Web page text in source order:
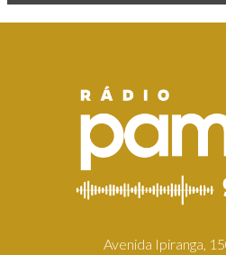
Avenida Ipiranga,